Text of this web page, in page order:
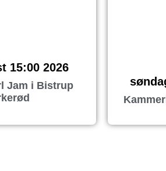
15:00 2026
Jam i Bistrup